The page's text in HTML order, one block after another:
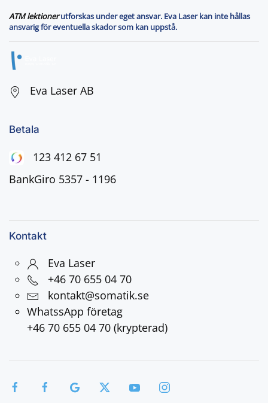
ATM lektionerutforskas under eget ansvar. Eva Laser kan inte hållas
ansvarig för eventuella skador som kan uppstå.
Eva Laser AB
Betala
123 412 67 51
BankGiro 5357 - 1196
Kontakt
Eva Laser
+46 70 655 04 70
kontakt@somatik.se
WhatssApp företag
+46 70 655 04 70 (krypterad)